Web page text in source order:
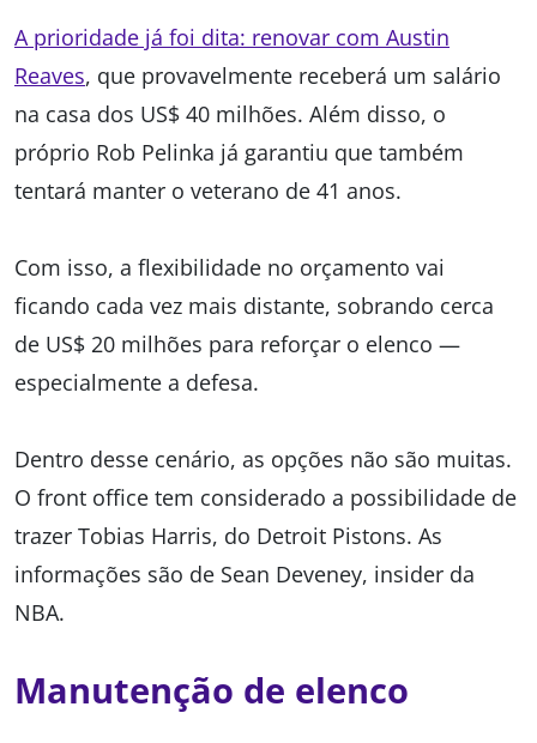
A prioridade já foi dita: renovar com Austin
Reaves, que provavelmente receberá um salário
na casa dos US$ 40 milhões. Além disso, o
próprio Rob Pelinka já garantiu que também
tentará manter o veterano de 41 anos.
Com isso, a flexibilidade no orçamento vai
ficando cada vez mais distante, sobrando cerca
de US$ 20 milhões para reforçar o elenco —
especialmente a defesa.
Dentro desse cenário, as opções não são muitas.
O front office tem considerado a possibilidade de
trazer Tobias Harris, do Detroit Pistons. As
informações são de Sean Deveney, insider da
NBA.
Manutenção de elenco